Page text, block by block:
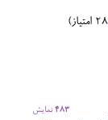
28 امتیاز)
483 نمایش